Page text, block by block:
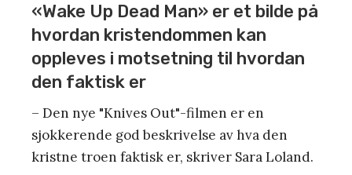
«Wake Up Dead Man» er et bilde på
hvordan kristendommen kan
oppleves i motsetning til hvordan
den faktisk er
– Den nye "Knives Out"-filmen er en
sjokkerende god beskrivelse av hva den
kristne troen faktisk er, skriver Sara Loland.